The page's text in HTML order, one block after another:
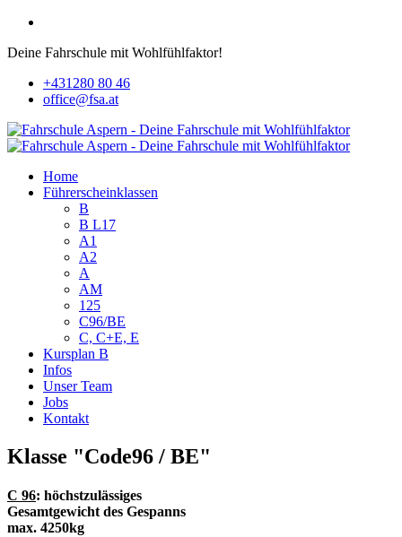
Deine Fahrschule mit Wohlfühlfaktor!
+431280 80 46
office@fsa.at
Home
Führerscheinklassen
B
B L17
A1
A2
A
AM
125
C96/BE
C, C+E, E
Kursplan B
Infos
Unser Team
Jobs
Kontakt
Klasse "Code96 / BE"
C 96: höchstzulässiges
Gesamtgewicht des Gespanns
max. 4250kg